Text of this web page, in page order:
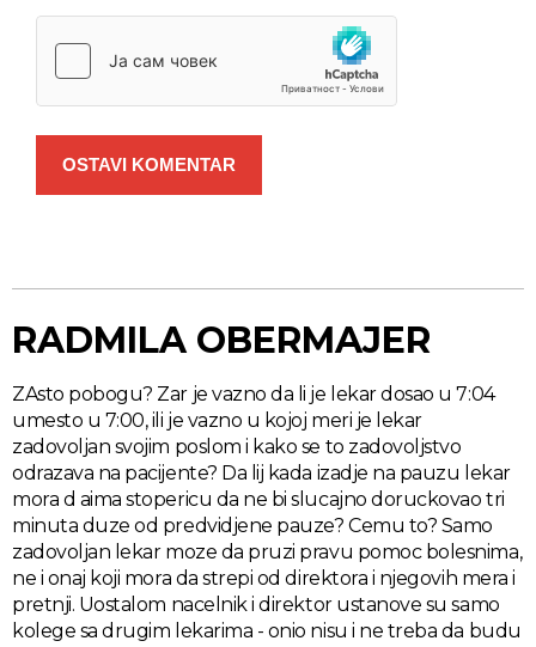
OSTAVI KOMENTAR
RADMILA OBERMAJER
ZAsto pobogu? Zar je vazno da li je lekar dosao u 7:04
umesto u 7:00, ili je vazno u kojoj meri je lekar
zadovoljan svojim poslom i kako se to zadovoljstvo
odrazava na pacijente? Da lij kada izadje na pauzu lekar
mora d aima stopericu da ne bi slucajno doruckovao tri
minuta duze od predvidjene pauze? Cemu to? Samo
zadovoljan lekar moze da pruzi pravu pomoc bolesnima,
ne i onaj koji mora da strepi od direktora i njegovih mera i
pretnji. Uostalom nacelnik i direktor ustanove su samo
kolege sa drugim lekarima - onio nisu i ne treba da budu